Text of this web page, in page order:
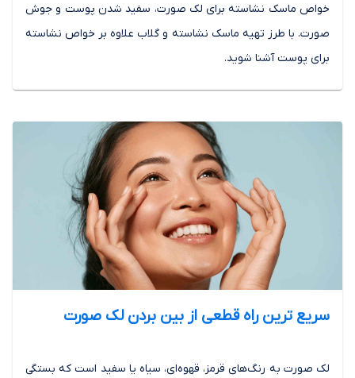
خواص ماسک نشاسته برای لک صورت، سفید شدن پوست و جوش
صورت. با طرز تهیه ماسک نشاسته و گلاب علاوه بر خواص نشاسته
برای پوست آشنا شوید.
سریع ترین راه قطعی از بین بردن لک صورت
لک صورت به رنگ‌های قرمز، قهوه‌ای، سیاه یا سفید است که بستگی